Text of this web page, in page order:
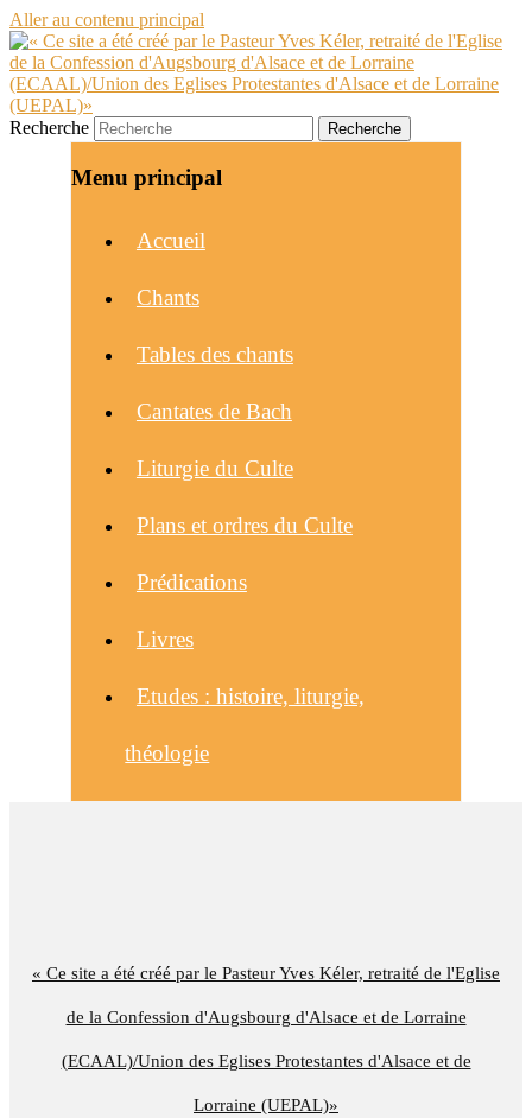
Aller au contenu principal
« Ce site a été créé par le Pasteur Yves Kéler, retraité de l'Eglise
de la Confession d'Augsbourg d'Alsace et de Lorraine
(ECAAL)/Union des Eglises Protestantes d'Alsace et de
Lorraine (UEPAL)»
Recherche
Menu principal
Accueil
Chants
Tables des chants
Cantates de Bach
Liturgie du Culte
Plans et ordres du Culte
Prédications
Livres
Etudes : histoire, liturgie,
théologie